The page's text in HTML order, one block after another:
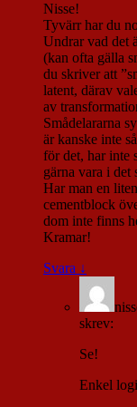
Nisse!
Tyvärr har du
Undrar vad det
(kan ofta gälla
du skriver att
latent, därav
av
Smådelararna
är kanske inte
för det, har inte
gärna vara i det
Har man en
cementblock
dom inte finns
Kramar!
Svara ↓
skrev:
Se!
Enkel